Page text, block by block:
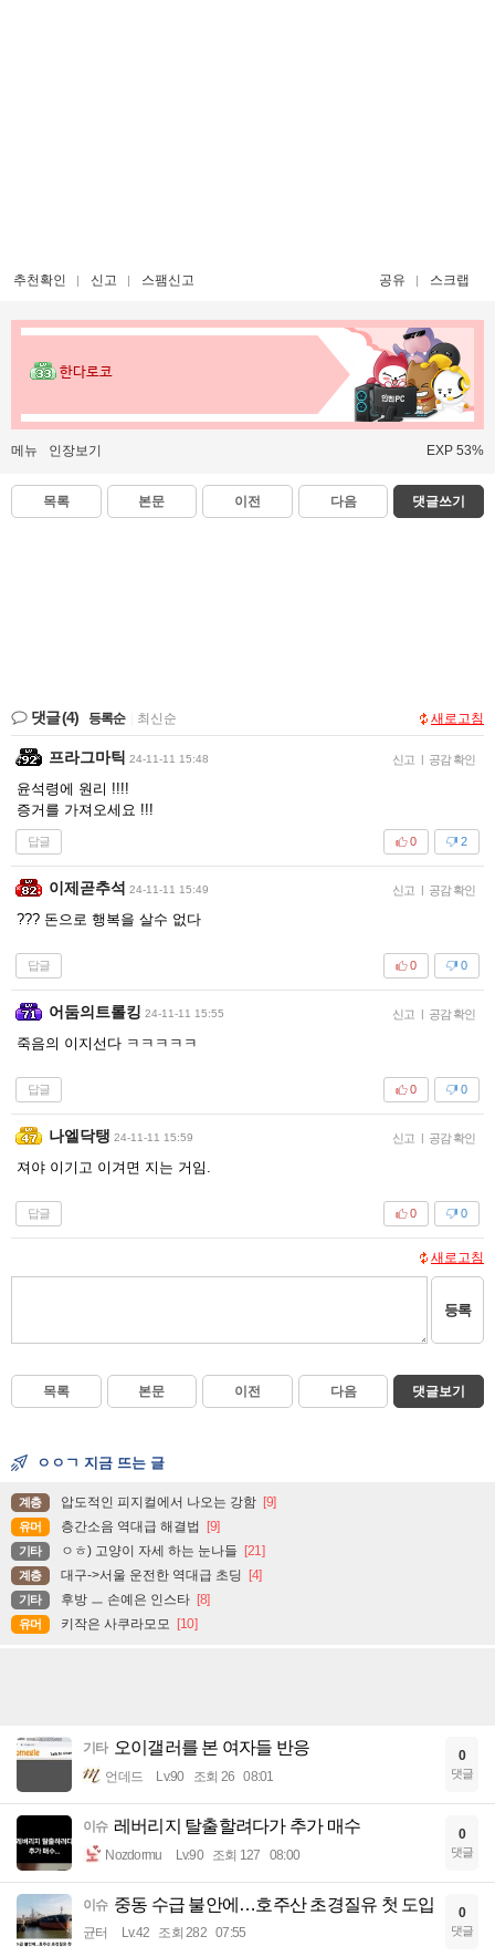
추천확인 신고 스팸신고 공유 스크랩
한다로코
메뉴 인장보기 EXP 53%
목록 본문 이전 다음 댓글쓰기
댓글(4) 등록순 최신순 새로고침
프라그마틱 24-11-11 15:48 신고 | 공감 확인
윤석령에 원리 !!!!
증거를 가져오세요 !!!
답글 2
0
이제곧추석 24-11-11 15:49 신고 | 공감 확인
??? 돈으로 행복을 살수 없다
답글 0
0
어둠의트롤킹 24-11-11 15:55 신고 | 공감 확인
죽음의 이지선다 ㅋㅋㅋㅋㅋ
답글 0
0
나엘닥탱 24-11-11 15:59 신고 | 공감 확인
져야 이기고 이겨면 지는 거임.
답글 0
0
새로고침
등록
목록 본문 이전 다음 댓글보기
ㅇㅇㄱ 지금 뜨는 글
계층 압도적인 피지컬에서 나오는 강함 [9]
유머 층간소음 역대급 해결법 [9]
기타 ㅇㅎ) 고양이 자세 하는 눈나들 [21]
계층 대구->서울 운전한 역대급 초딩 [4]
기타 후방 ㅡ 손예은 인스타 [8]
유머 키작은 사쿠라모모 [10]
기타 오이갤러를 본 여자들 반응
언데드 Lv.90 조회 26 08:01
0
댓글
이슈 레버리지 탈출할려다가 추가 매수
Nozdormu Lv.90 조회 127 08:00
0
댓글
이슈 중동 수급 불안에…호주산 초경질유 첫 도입
균터 Lv.42 조회 282 07:55
0
댓글